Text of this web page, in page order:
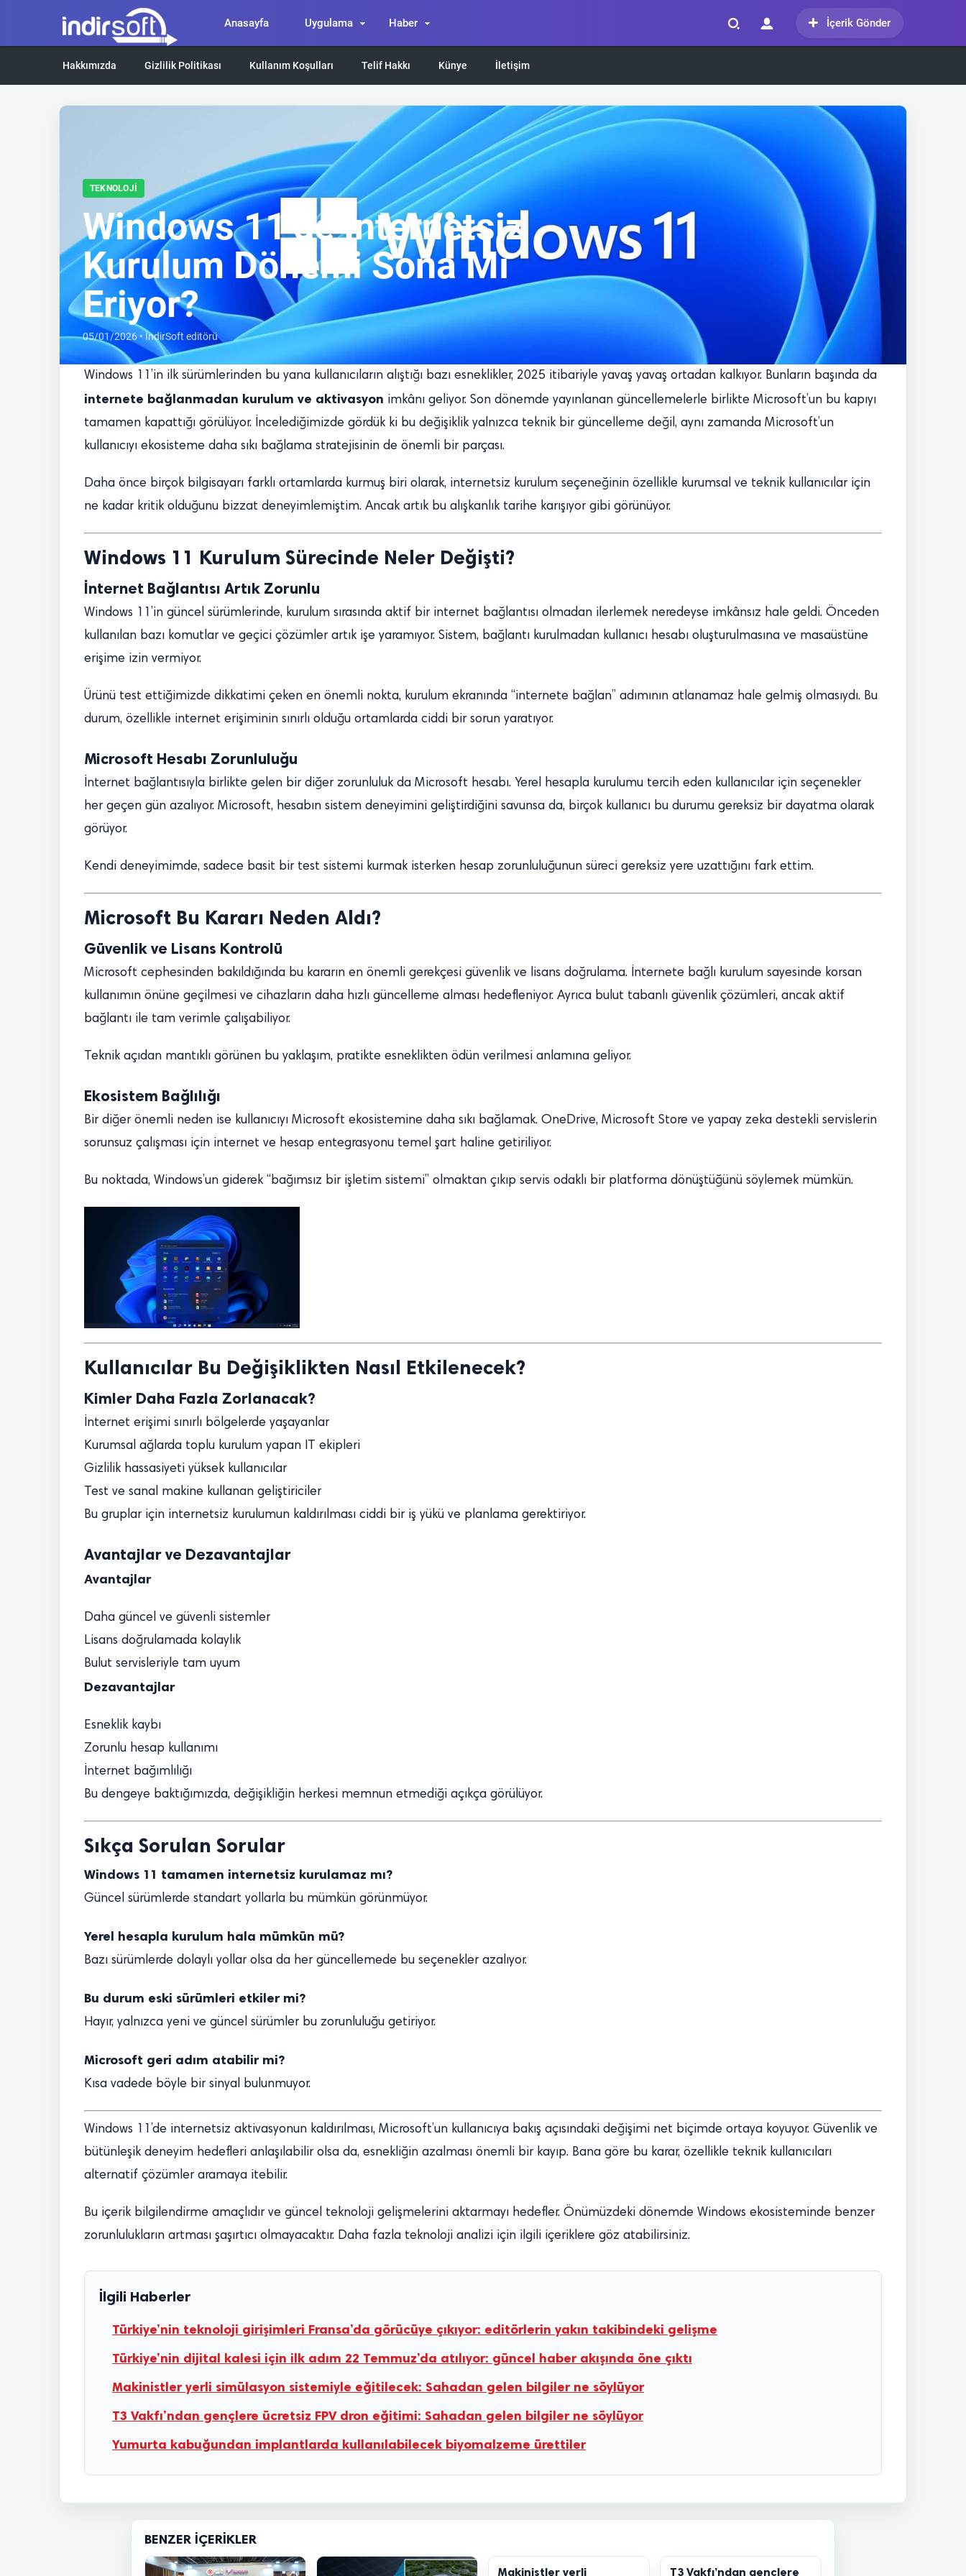
Anasayfa Uygulama Haber İçerik Gönder
Hakkımızda Gizlilik Politikası Kullanım Koşulları Telif Hakkı Künye İletişim
TEKNOLOJI
Windows 11’de İnternetsiz
Kurulum Dönemi Sona Mı
Eriyor?
05/01/2026 • İndirSoft editörü
Windows 11’in ilk sürümlerinden bu yana kullanıcıların alıştığı bazı esneklikler, 2025 itibariyle yavaş yavaş ortadan kalkıyor. Bunların başında da
internete bağlanmadan kurulum ve aktivasyon imkânı geliyor. Son dönemde yayınlanan güncellemelerle birlikte Microsoft’un bu kapıyı
tamamen kapattığı görülüyor. İncelediğimizde gördük ki bu değişiklik yalnızca teknik bir güncelleme değil, aynı zamanda Microsoft’un
kullanıcıyı ekosisteme daha sıkı bağlama stratejisinin de önemli bir parçası.
Daha önce birçok bilgisayarı farklı ortamlarda kurmuş biri olarak, internetsiz kurulum seçeneğinin özellikle kurumsal ve teknik kullanıcılar için
ne kadar kritik olduğunu bizzat deneyimlemiştim. Ancak artık bu alışkanlık tarihe karışıyor gibi görünüyor.
Windows 11 Kurulum Sürecinde Neler Değişti?
İnternet Bağlantısı Artık Zorunlu
Windows 11’in güncel sürümlerinde, kurulum sırasında aktif bir internet bağlantısı olmadan ilerlemek neredeyse imkânsız hale geldi. Önceden
kullanılan bazı komutlar ve geçici çözümler artık işe yaramıyor. Sistem, bağlantı kurulmadan kullanıcı hesabı oluşturulmasına ve masaüstüne
erişime izin vermiyor.
Ürünü test ettiğimizde dikkatimi çeken en önemli nokta, kurulum ekranında “internete bağlan” adımının atlanamaz hale gelmiş olmasıydı. Bu
durum, özellikle internet erişiminin sınırlı olduğu ortamlarda ciddi bir sorun yaratıyor.
Microsoft Hesabı Zorunluluğu
İnternet bağlantısıyla birlikte gelen bir diğer zorunluluk da Microsoft hesabı. Yerel hesapla kurulumu tercih eden kullanıcılar için seçenekler
her geçen gün azalıyor. Microsoft, hesabın sistem deneyimini geliştirdiğini savunsa da, birçok kullanıcı bu durumu gereksiz bir dayatma olarak
görüyor.
Kendi deneyimimde, sadece basit bir test sistemi kurmak isterken hesap zorunluluğunun süreci gereksiz yere uzattığını fark ettim.
Microsoft Bu Kararı Neden Aldı?
Güvenlik ve Lisans Kontrolü
Microsoft cephesinden bakıldığında bu kararın en önemli gerekçesi güvenlik ve lisans doğrulama. İnternete bağlı kurulum sayesinde korsan
kullanımın önüne geçilmesi ve cihazların daha hızlı güncelleme alması hedefleniyor. Ayrıca bulut tabanlı güvenlik çözümleri, ancak aktif
bağlantı ile tam verimle çalışabiliyor.
Teknik açıdan mantıklı görünen bu yaklaşım, pratikte esneklikten ödün verilmesi anlamına geliyor.
Ekosistem Bağlılığı
Bir diğer önemli neden ise kullanıcıyı Microsoft ekosistemine daha sıkı bağlamak. OneDrive, Microsoft Store ve yapay zeka destekli servislerin
sorunsuz çalışması için internet ve hesap entegrasyonu temel şart haline getiriliyor.
Bu noktada, Windows’un giderek “bağımsız bir işletim sistemi” olmaktan çıkıp servis odaklı bir platforma dönüştüğünü söylemek mümkün.
Kullanıcılar Bu Değişiklikten Nasıl Etkilenecek?
Kimler Daha Fazla Zorlanacak?
İnternet erişimi sınırlı bölgelerde yaşayanlar
Kurumsal ağlarda toplu kurulum yapan IT ekipleri
Gizlilik hassasiyeti yüksek kullanıcılar
Test ve sanal makine kullanan geliştiriciler
Bu gruplar için internetsiz kurulumun kaldırılması ciddi bir iş yükü ve planlama gerektiriyor.
Avantajlar ve Dezavantajlar
Avantajlar
Daha güncel ve güvenli sistemler
Lisans doğrulamada kolaylık
Bulut servisleriyle tam uyum
Dezavantajlar
Esneklik kaybı
Zorunlu hesap kullanımı
İnternet bağımlılığı
Bu dengeye baktığımızda, değişikliğin herkesi memnun etmediği açıkça görülüyor.
Sıkça Sorulan Sorular
Windows 11 tamamen internetsiz kurulamaz mı?
Güncel sürümlerde standart yollarla bu mümkün görünmüyor.
Yerel hesapla kurulum hala mümkün mü?
Bazı sürümlerde dolaylı yollar olsa da her güncellemede bu seçenekler azalıyor.
Bu durum eski sürümleri etkiler mi?
Hayır, yalnızca yeni ve güncel sürümler bu zorunluluğu getiriyor.
Microsoft geri adım atabilir mi?
Kısa vadede böyle bir sinyal bulunmuyor.
Windows 11’de internetsiz aktivasyonun kaldırılması, Microsoft’un kullanıcıya bakış açısındaki değişimi net biçimde ortaya koyuyor. Güvenlik ve
bütünleşik deneyim hedefleri anlaşılabilir olsa da, esnekliğin azalması önemli bir kayıp. Bana göre bu karar, özellikle teknik kullanıcıları
alternatif çözümler aramaya itebilir.
Bu içerik bilgilendirme amaçlıdır ve güncel teknoloji gelişmelerini aktarmayı hedefler. Önümüzdeki dönemde Windows ekosisteminde benzer
zorunlulukların artması şaşırtıcı olmayacaktır. Daha fazla teknoloji analizi için ilgili içeriklere göz atabilirsiniz.
İlgili Haberler
Türkiye’nin teknoloji girişimleri Fransa’da görücüye çıkıyor: editörlerin yakın takibindeki gelişme
Türkiye’nin dijital kalesi için ilk adım 22 Temmuz’da atılıyor: güncel haber akışında öne çıktı
Makinistler yerli simülasyon sistemiyle eğitilecek: Sahadan gelen bilgiler ne söylüyor
T3 Vakfı’ndan gençlere ücretsiz FPV dron eğitimi: Sahadan gelen bilgiler ne söylüyor
Yumurta kabuğundan implantlarda kullanılabilecek biyomalzeme ürettiler
BENZER İÇERIKLER
Makinistler yerli T3 Vakfı’ndan gençlere